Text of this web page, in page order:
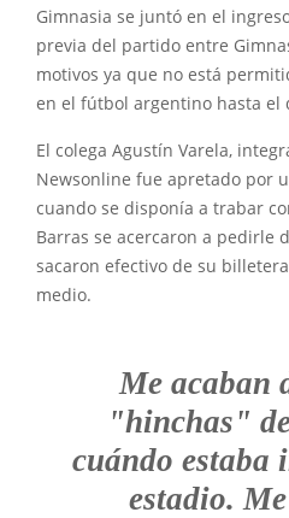
Gimnasia se juntó en el
previa del partido entre
motivos ya que no está
en el fútbol argentino hasta el
El colega Agustín Varela,
Newsonline fue apretado por
cuando se disponía a trabar
Barras se acercaron a pedirle
sacaron efectivo de su
medio.
Me acaban
"hinchas"
cuándo estaba
estadio.